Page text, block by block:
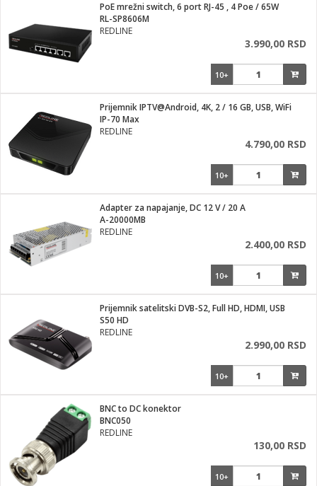
PoE mrežni switch, 6 port RJ-45 , 4 Poe / 65W
RL-SP8606M
REDLINE
3.990,00 RSD
10+
Prijemnik IPTV@Android, 4K, 2 / 16 GB, USB, WiFi
IP-70 Max
REDLINE
4.790,00 RSD
10+
Adapter za napajanje, DC 12 V / 20 A
A-20000MB
REDLINE
2.400,00 RSD
10+
Prijemnik satelitski DVB-S2, Full HD, HDMI, USB
S50 HD
REDLINE
2.990,00 RSD
10+
BNC to DC konektor
BNC050
REDLINE
130,00 RSD
10+